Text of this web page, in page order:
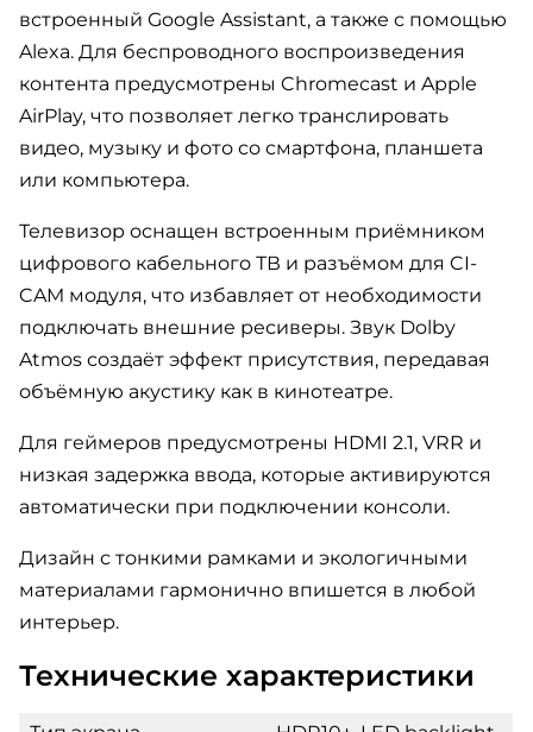
встроенный Google Assistant, а также с помощью
Alexa. Для беспроводного воспроизведения
контента предусмотрены Chromecast и Apple
AirPlay, что позволяет легко транслировать
видео, музыку и фото со смартфона, планшета
или компьютера.
Телевизор оснащен встроенным приёмником
цифрового кабельного ТВ и разъёмом для CI-
CAM модуля, что избавляет от необходимости
подключать внешние ресиверы. Звук Dolby
Atmos создаёт эффект присутствия, передавая
объёмную акустику как в кинотеатре.
Для геймеров предусмотрены HDMI 2.1, VRR и
низкая задержка ввода, которые активируются
автоматически при подключении консоли.
Дизайн с тонкими рамками и экологичными
материалами гармонично впишется в любой
интерьер.
Технические характеристики